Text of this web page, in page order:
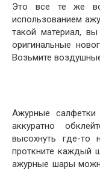
Это все те же
использованием
такой материал,
оригинальные
Возьмите
Ажурные
аккуратно
высохнуть где-то
проткните каждый
ажурные шары